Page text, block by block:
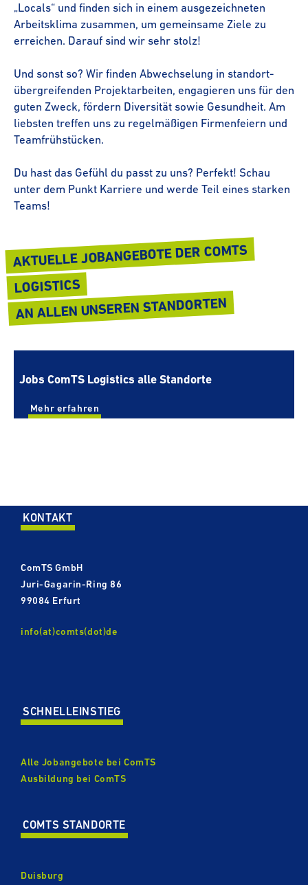
„Locals“ und finden sich in einem ausge­zeich­neten
Arbeitsklima zusammen, um gemeinsame Ziele zu
erreichen. Darauf sind wir sehr stolz!
Und sonst so? Wir finden Abwechselung in stand­ort­
über­grei­fenden Projekt­ar­beiten, engagieren uns für den
guten Zweck, fördern Diversität sowie Gesundheit. Am
liebsten treffen uns zu regelmäßigen Firmenfeiern und
Team­f­rüh­stü­cken.
Du hast das Gefühl du passt zu uns? Perfekt! Schau
unter dem Punkt Karriere und werde Teil eines starken
Teams!
AKTUELLE JOBAN­GE­BOTE DER COMTS
LOGISTICS
AN ALLEN UNSEREN STAND­ORTEN
Jobs ComTS Logistics alle Standorte
Mehr erfahren
KONTAKT
ComTS GmbH
Juri-​​Gagarin-Ring 86
99084 Erfurt
info(at)comts(dot)de
SCHNELL­EIN­STIEG
Alle Jobangebote bei ComTS
Ausbildung bei ComTS
COMTS STANDORTE
Duisburg